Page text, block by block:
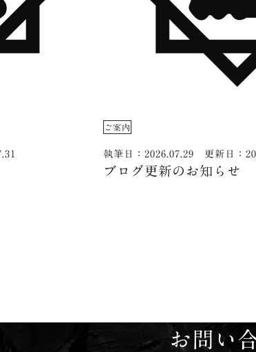
ご案内
執筆日：2026.07.29 更新日：
ブログ更新のお知らせ
お問い